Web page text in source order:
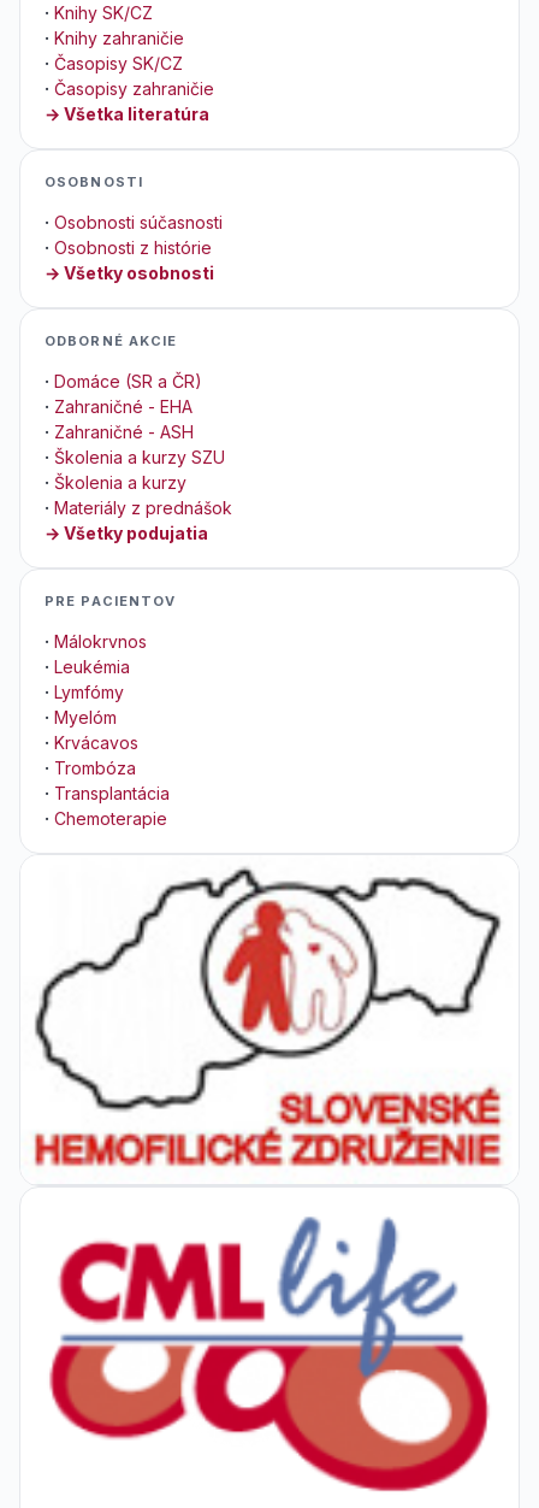
· Knihy SK/CZ
· Knihy zahraničie
· Časopisy SK/CZ
· Časopisy zahraničie
→ Všetka literatúra
OSOBNOSTI
· Osobnosti súčasnosti
· Osobnosti z histórie
→ Všetky osobnosti
ODBORNÉ AKCIE
· Domáce (SR a ČR)
· Zahraničné - EHA
· Zahraničné - ASH
· Školenia a kurzy SZU
· Školenia a kurzy
· Materiály z prednášok
→ Všetky podujatia
PRE PACIENTOV
· Málokrvnos
· Leukémia
· Lymfómy
· Myelóm
· Krvácavos
· Trombóza
· Transplantácia
· Chemoterapie